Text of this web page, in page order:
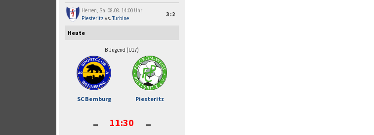
Herren, Sa. 08.08. 14:00 Uhr
Piesteritz vs.Turbine
3:2
Heute
B-Jugend (U17)
SC Bernburg Piesteritz
- 11:30 -